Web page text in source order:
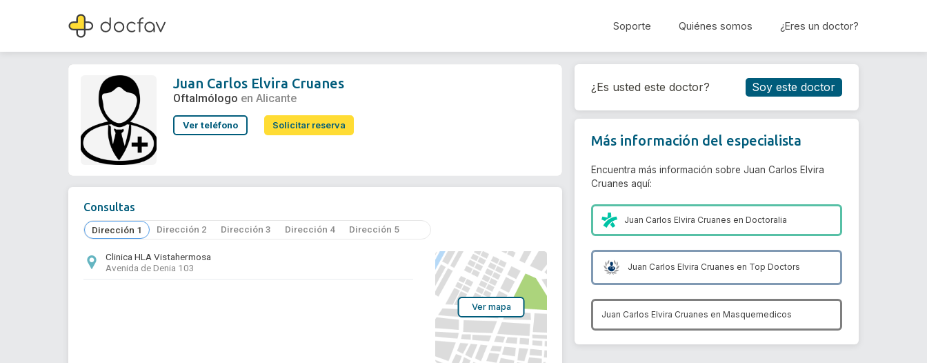
Soporte Quiénes somos ¿Eres un doctor?
Juan Carlos Elvira Cruanes
Oftalmólogo
Reservar cita
Juan Carlos Elvira Cruanes
Oftalmólogo en Alicante
Ver teléfono Solicitar reserva
Consultas
Dirección 1 Dirección 2 Dirección 3 Dirección 4 Dirección 5
Clinica HLA Vistahermosa
Avenida de Denia 103
Ver mapa
¿Es usted este doctor? Soy este doctor
Más información del especialista
Encuentra más información sobre Juan Carlos Elvira
Cruanes aquí:
Juan Carlos Elvira Cruanes enDoctoralia
Juan Carlos Elvira Cruanes en Top Doctors
Juan Carlos Elvira Cruanes en Masquemedicos